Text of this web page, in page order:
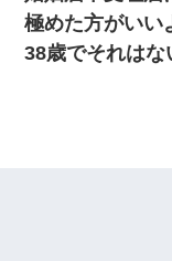
極めた方がいい
38歳でそれはな